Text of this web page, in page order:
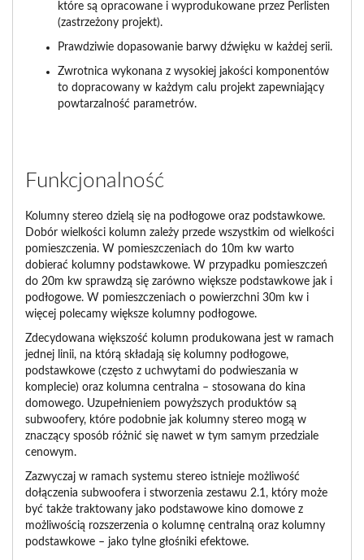
które są opracowane i wyprodukowane przez Perlisten
(zastrzeżony projekt).
Prawdziwie dopasowanie barwy dźwięku w każdej serii.
Zwrotnica wykonana z wysokiej jakości komponentów
to dopracowany w każdym calu projekt zapewniający
powtarzalność parametrów.
Funkcjonalność
Kolumny stereo dzielą się na podłogowe oraz podstawkowe.
Dobór wielkości kolumn zależy przede wszystkim od wielkości
pomieszczenia. W pomieszczeniach do 10m kw warto
dobierać kolumny podstawkowe. W przypadku pomieszczeń
do 20m kw sprawdzą się zarówno większe podstawkowe jak i
podłogowe. W pomieszczeniach o powierzchni 30m kw i
więcej polecamy większe kolumny podłogowe.
Zdecydowana większość kolumn produkowana jest w ramach
jednej linii, na którą składają się kolumny podłogowe,
podstawkowe (często z uchwytami do podwieszania w
komplecie) oraz kolumna centralna – stosowana do kina
domowego. Uzupełnieniem powyższych produktów są
subwoofery, które podobnie jak kolumny stereo mogą w
znaczący sposób różnić się nawet w tym samym przedziale
cenowym.
Zazwyczaj w ramach systemu stereo istnieje możliwość
dołączenia subwoofera i stworzenia zestawu 2.1, który może
być także traktowany jako podstawowe kino domowe z
możliwością rozszerzenia o kolumnę centralną oraz kolumny
podstawkowe – jako tylne głośniki efektowe.